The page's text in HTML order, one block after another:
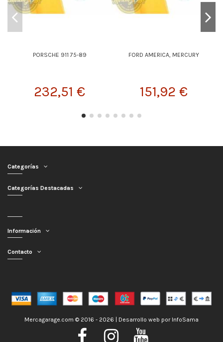
PORSCHE 911 75-89
232,51 €
FORD AMERICA, MERCURY
151,92 €
Categorías
Categorías Destacadas
Información
Contacto
Mercagarage.com © 2016 - 2026 | Desarrollo web por InfoSama